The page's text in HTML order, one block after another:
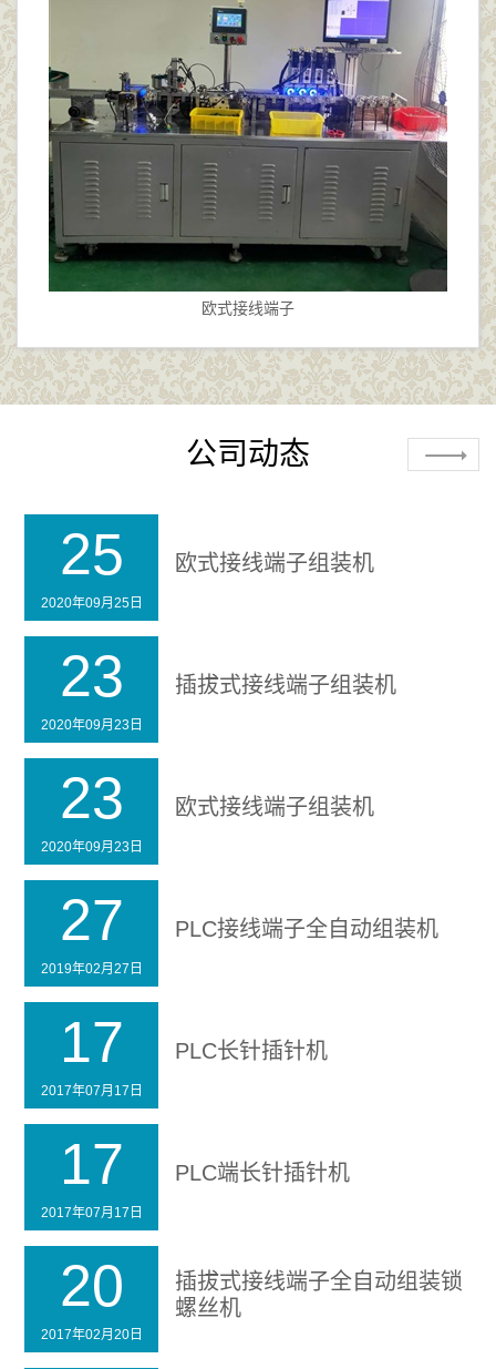
欧式接线端子
公司动态
25
2020年09月25日
欧式接线端子组装机
23
2020年09月23日
插拔式接线端子组装机
23
2020年09月23日
欧式接线端子组装机
27
2019年02月27日
PLC接线端子全自动组装机
17
2017年07月17日
PLC长针插针机
17
2017年07月17日
PLC端长针插针机
20
2017年02月20日
插拔式接线端子全自动组装锁
螺丝机